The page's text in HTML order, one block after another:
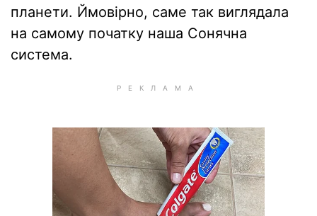
планети. Ймовірно, саме так виглядала
на самому початку наша Сонячна
система.